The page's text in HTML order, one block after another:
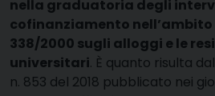
nella graduatoria degli
cofinanziamento nell’ambito
338/2000 sugli alloggi e le
universitari. È quanto risulta
n. 853 del 2018 pubblicato nei